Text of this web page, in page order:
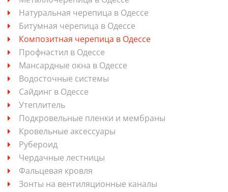
Натуральная черепица в Одессе
Битумная черепица в Одессе
Композитная черепица в Одессе
Профнастил в Одессе
Мансардные окна в Одессе
Водосточные системы
Сайдинг в Одессе
Утеплитель
Подкровельные пленки и мембраны
Кровельные аксессуары
Рубероид
Чердачные лестницы
Фальцевая кровля
Зонты на вентиляционные каналы